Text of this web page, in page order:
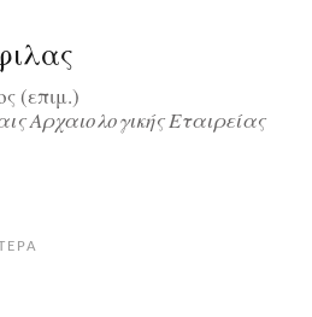
(επιμ.)
Aρχαιολογικής Eταιρείας